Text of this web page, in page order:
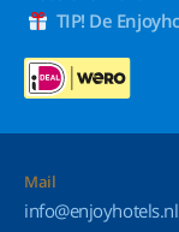
TIP! De
Mail
info@enjoyhotels.nl